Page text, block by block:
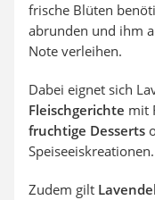
frische Blüten
abrunden und ihm
Note verleihen.
Dabei eignet sich
Fleischgerichte mit
fruchtige Desserts
Speiseeiskreationen.
Zudem gilt